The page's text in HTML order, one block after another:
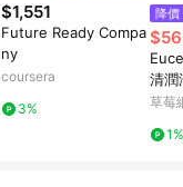
$1,551
Future Ready Compa
ny
coursera
3%
降價
清潤
卸妝
草莓
1%